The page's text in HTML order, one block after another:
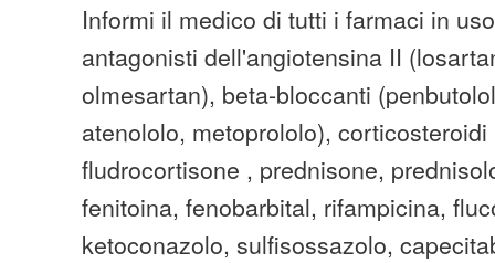
Informi il medico di tutti i farmaci in
antagonisti dell'angiotensina II
olmesartan), beta-bloccanti
atenololo, metoprololo),
fludrocortisone , prednisone,
fenitoina, fenobarbital, rifampicina,
ketoconazolo, sulfisossazolo,